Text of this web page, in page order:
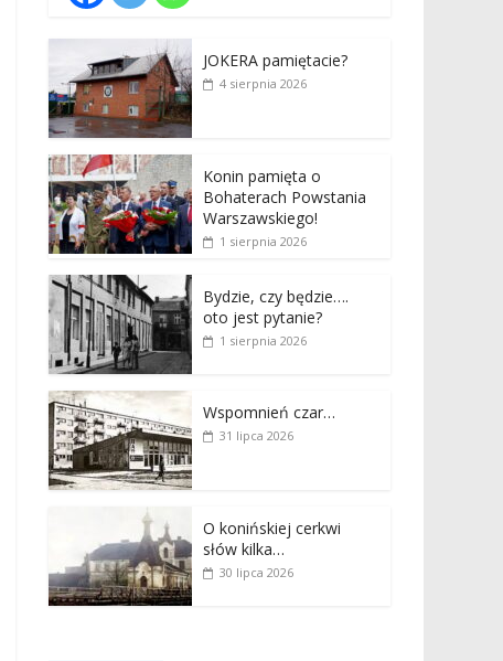
JOKERA pamiętacie?
4 sierpnia 2026
Konin pamięta o
Bohaterach Powstania
Warszawskiego!
1 sierpnia 2026
Bydzie, czy będzie….
oto jest pytanie?
1 sierpnia 2026
Wspomnień czar…
31 lipca 2026
O konińskiej cerkwi
słów kilka…
30 lipca 2026